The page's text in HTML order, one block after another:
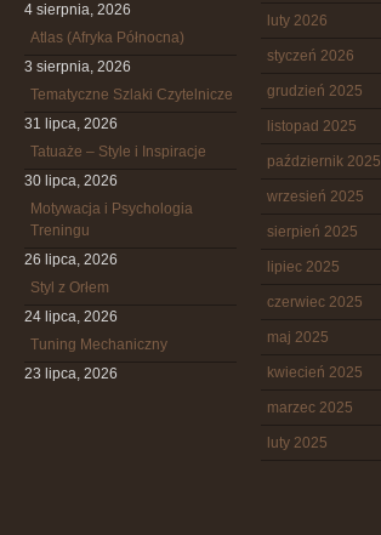
4 sierpnia, 2026
Atlas (Afryka Północna)
3 sierpnia, 2026
Tematyczne Szlaki Czytelnicze
31 lipca, 2026
Tatuaże – Style i Inspiracje
30 lipca, 2026
Motywacja i Psychologia
Treningu
26 lipca, 2026
Styl z Orłem
24 lipca, 2026
Tuning Mechaniczny
23 lipca, 2026
luty 2026
styczeń 2026
grudzień 2025
listopad 2025
październik 2025
wrzesień 2025
sierpień 2025
lipiec 2025
czerwiec 2025
maj 2025
kwiecień 2025
marzec 2025
luty 2025